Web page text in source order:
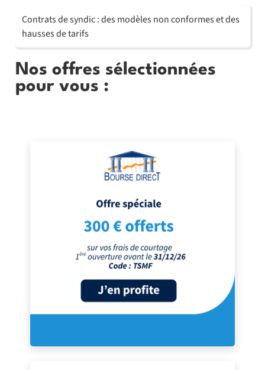
Contrats de syndic : des modèles non conformes et des
hausses de tarifs
Nos offres sélectionnées
pour vous :